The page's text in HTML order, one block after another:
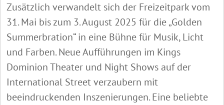
Zusätzlich verwandelt sich der Freizeitpark vom
31. Mai bis zum 3. August 2025 für die „Golden
Summerbration“ in eine Bühne für Musik, Licht
und Farben. Neue Aufführungen im Kings
Dominion Theater und Night Shows auf der
International Street verzaubern mit
beeindruckenden Inszenierungen. Eine beliebte